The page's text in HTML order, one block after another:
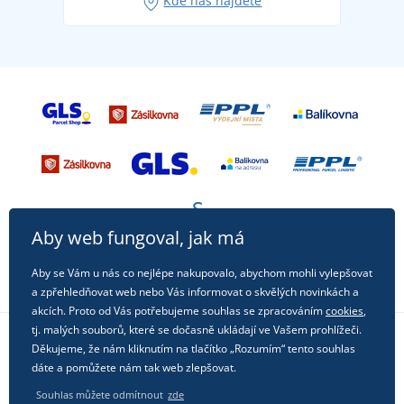
Sledujte nás na sociálních sítích
Aby web fungoval, jak má
Aby se Vám u nás co nejlépe nakupovalo, abychom mohli vylepšovat
a zpřehledňovat web nebo Vás informovat o skvělých novinkách a
akcích. Proto od Vás potřebujeme souhlas se zpracovánímcookies,
tj. malých souborů, které se dočasně ukládají ve Vašem prohlížeči.
Děkujeme, že nám kliknutím na tlačítko „Rozumím“ tento souhlas
dáte a pomůžete nám tak web zlepšovat.
Souhlas můžete odmítnout zde